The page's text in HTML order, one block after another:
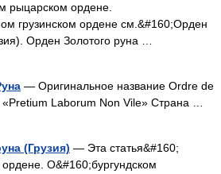
рыцарском ордене.
грузинском ордене см.&#160;Орден
Орден Золотого руна …
— Оригинальное название Ordre de
«Pretium Laborum Non Vile» Страна …
(Грузия) — Эта статья&#160;
ордене. О&#160;бургундском